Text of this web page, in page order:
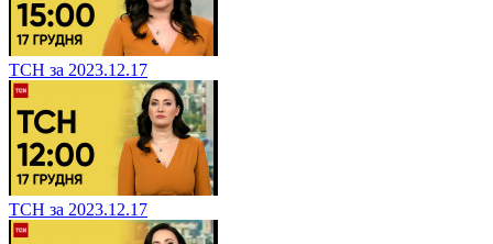
ТСН за 2023.12.17
ТСН за 2023.12.17